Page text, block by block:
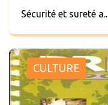
Sécurité et sureté
CULTURE